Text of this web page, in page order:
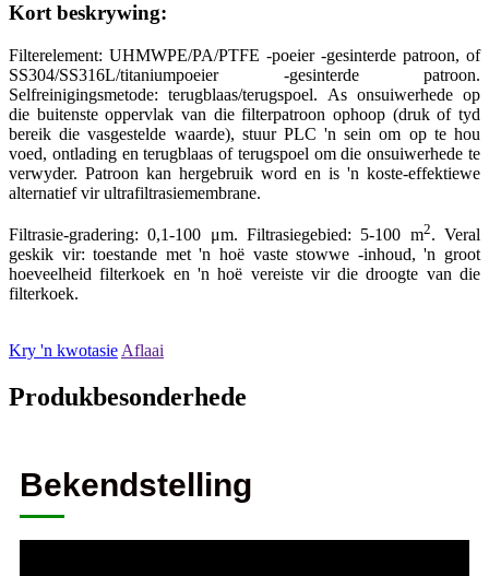
Kort beskrywing:
Filterelement: UHMWPE/PA/PTFE -poeier -gesinterde patroon, of
SS304/SS316L/titaniumpoeier -gesinterde patroon.
Selfreinigingsmetode: terugblaas/terugspoel. As onsuiwerhede op
die buitenste oppervlak van die filterpatroon ophoop (druk of tyd
bereik die vasgestelde waarde), stuur PLC 'n sein om op te hou
voed, ontlading en terugblaas of terugspoel om die onsuiwerhede te
verwyder. Patroon kan hergebruik word en is 'n koste-effektiewe
alternatief vir ultrafiltrasiemembrane.
Filtrasie-gradering: 0,1-100 μm. Filtrasiegebied: 5-100 m2. Veral
geskik vir: toestande met 'n hoë vaste stowwe -inhoud, 'n groot
hoeveelheid filterkoek en 'n hoë vereiste vir die droogte van die
filterkoek.
Kry 'n kwotasie Aflaai
Produkbesonderhede
Bekendstelling